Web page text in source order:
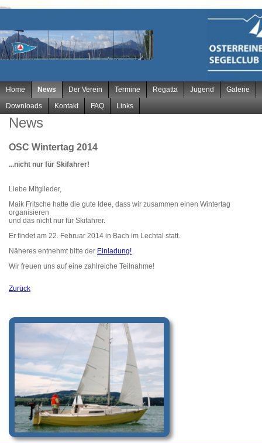
Navigation
überspringen
Home News Der Verein Termine Regatta Jugend
Galerie
Downloads
Kontakt FAQ Links
News
OSC Wintertag 2014
...nicht nur für Skifahrer!
Liebe Mitglieder,
Maik Fritsche hatte die gute Idee, dass wir zusammen einen Wintertag
organisieren
und das nicht nur für Skifahrer.
Er findet am 22. Februar 2014 in Bach im Lechtal statt.
Näheres entnehmt bitte der Einladung!
Wir freuen uns auf eine zahlreiche Teilnahme!
Zurück